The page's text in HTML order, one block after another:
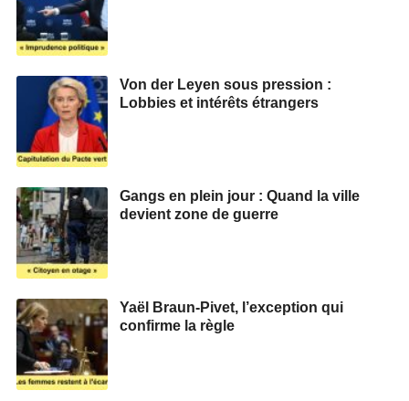
Von der Leyen sous pression :
Lobbies et intérêts étrangers
Gangs en plein jour : Quand la ville
devient zone de guerre
Yaël Braun-Pivet, l’exception qui
confirme la règle